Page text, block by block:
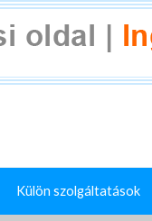
Külön szolgáltatások